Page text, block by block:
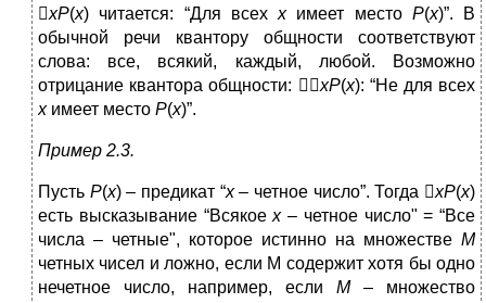
xP(x) читается: “Для всех xимеет место P(x)”. В
обычной речи квантору общности соответствуют
слова: все, всякий, каждый, любой. Возможно
отрицание квантора общности: xP(x): “Не для всех
xимеет место P(x)”.
Пример 2.3.
Пусть P(x) – предикат “x– четное число”. Тогда xP(x)
есть высказывание “Всякоеx– четное число" = “Все
числа – четные", которое истинно на множестве M
четных чисел и ложно, если М содержит хотя бы одно
нечетное число, например, если M– множество